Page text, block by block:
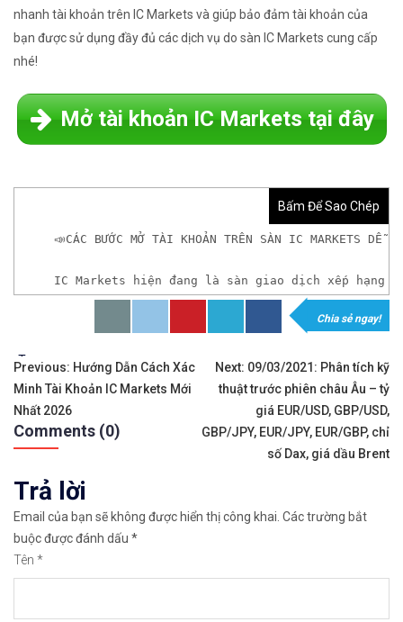
nhanh tài khoản trên IC Markets và giúp bảo đảm tài khoản của
bạn được sử dụng đầy đủ các dịch vụ do sàn IC Markets cung cấp
nhé!
Mở tài khoản IC Markets tại đây
Bấm Để Sao Chép
📣CÁC BƯỚC MỞ TÀI KHOẢN TRÊN SÀN IC MARKETS DỄ
IC Markets hiện đang là sàn giao dịch xếp hạng
𝘟𝘦𝘮 𝘤𝘩𝘪 𝘵𝘪ế𝘵: https://chungkhoanforex.com/cac-
✨🏆𝐌ở 𝐭à𝐢 𝐤𝐡𝐨ả𝐧 𝐠𝐢𝐚𝐨 𝐝ị𝐜𝐡 𝐭ạ𝐢 𝐜á𝐜 𝐬à𝐧 𝐭ố𝐭 𝐧𝐡ấ𝐭 𝐭𝐡ế
✅𝘔ở 𝘵à𝘪 𝘬𝘩𝘰ả𝘯 𝘵𝘳ê𝘯 𝘴à𝘯 𝘧𝘰𝘳𝘦𝘹 𝘌𝘹𝘯𝘦𝘴𝘴 𝘜𝘺 𝘛í𝘯 𝘷à
✅𝘔ở 𝘵à𝘪 𝘬𝘩𝘰ả𝘯 𝘵𝘳ê𝘯 𝘴à𝘯 𝘐𝘊𝘔𝘢𝘳𝘬𝘦𝘵𝘴 𝘯ổ𝘪 𝘵𝘪ế𝘯𝘨
✅𝘔ở 𝘵à𝘪 𝘬𝘩𝘰ả𝘯 𝘵𝘳ê𝘯 𝘴à𝘯 𝘉𝘪𝘯𝘢𝘯𝘤𝘦 𝘯ổ𝘪 𝘵𝘪ế𝘯𝘨 𝘯𝘩ấ𝘵
🔗https://chungkhoanforex.com/cac-buoc-mo-tai-
Chia sẻ ngay!
Tags:
Điều
hướng
bài
viết
Previous: Hướng Dẫn Cách Xác
Minh Tài Khoản IC Markets Mới
Nhất 2026
Next: 09/03/2021: Phân tích kỹ
thuật trước phiên châu Âu – tỷ
giá EUR/USD, GBP/USD,
GBP/JPY, EUR/JPY, EUR/GBP, chỉ
số Dax, giá dầu Brent
Comments (0)
Trả lời
Email của bạn sẽ không được hiển thị công khai. Các trường bắt
buộc được đánh dấu *
Tên *